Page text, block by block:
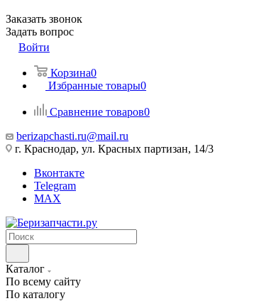
Заказать звонок
Задать вопрос
Войти
Корзина0
Избранные товары0
Сравнение товаров0
berizapchasti.ru@mail.ru
г. Краснодар, ул. Красных партизан, 14/3
Вконтакте
Telegram
MAX
Каталог
По всему сайту
По каталогу